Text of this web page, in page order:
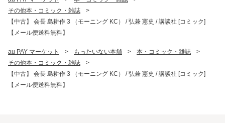
その他本・コミック・雑誌
>
【中古】 会長 島耕作 3 （モーニング KC） / 弘兼 憲史 / 講談社 [コミック]
【メール便送料無料】
au PAY マーケット > もったいない本舗 > 本・コミック・雑誌
>
その他本・コミック・雑誌
>
【中古】 会長 島耕作 3 （モーニング KC） / 弘兼 憲史 / 講談社 [コミック]
【メール便送料無料】